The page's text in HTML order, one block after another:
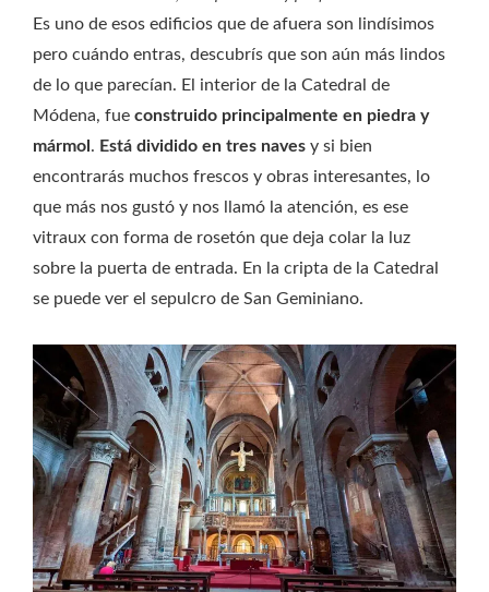
Es uno de esos edificios que de afuera son lindísimos
pero cuándo entras, descubrís que son aún más lindos
de lo que parecían. El interior de la Catedral de
Módena, fue construido principalmente en piedra y
mármol . Está dividido en tres naves y si bien
encontrarás muchos frescos y obras interesantes, lo
que más nos gustó y nos llamó la atención, es ese
vitraux con forma de rosetón que deja colar la luz
sobre la puerta de entrada. En la cripta de la Catedral
se puede ver el sepulcro de San Geminiano.